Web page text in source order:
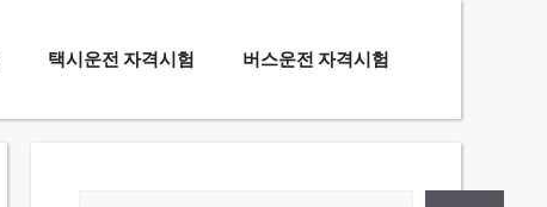
택시운전 자격시험 버스운전 자격시험